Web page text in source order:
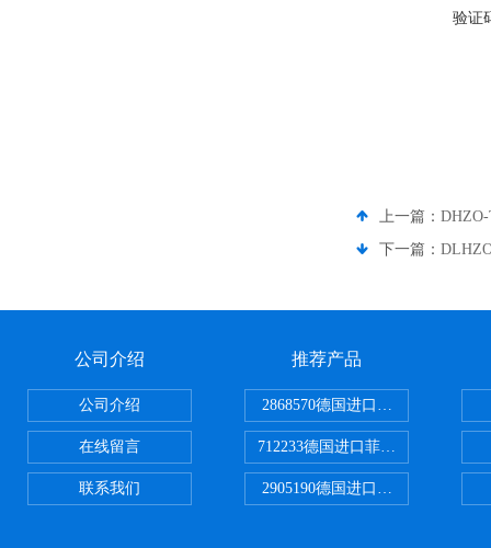
验证
上一篇：
下一篇：
公司介绍
公司介绍
在线留言
联系我们
推荐产品
2868570德国进口菲尼克斯电源
712233德国进口菲尼克斯断路器
2905190德国进口菲尼克斯继电器